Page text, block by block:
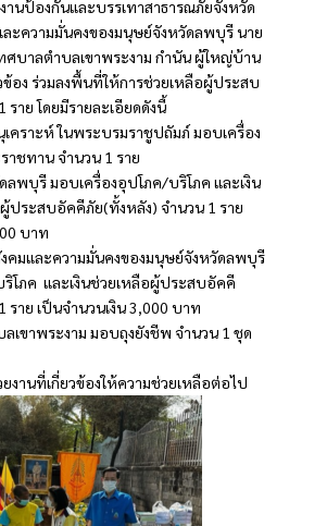
นป้องกันและบรรเทาสาธารณภัยจังหวัด
ะความมั่นคงของมนุษย์จังหวัดลพบุรี นาย
ศบาลตำบลเขาพระงาม กำนัน ผู้ใหญ่บ้าน
อง ร่วมลงพื้นที่ให้การช่วยเหลือผู้ประสบ
าย โดยมีรายละเอียดดังนี้
คราะห์ ในพระบรมราชูปถัมภ์ มอบเครื่อง
ชทาน จำนวน 1 ราย
ลพบุรี มอบเครื่องอุปโภค/บริโภค และเงิน
ประสบอัคคีภัย(ทั้งหลัง) จำนวน 1 ราย
บาท
คมและความมั่นคงของมนุษย์จังหวัดลพบุรี
โภค และเงินช่วยเหลือผู้ประสบอัคคี
ราย เป็นจำนวนเงิน 3,000 บาท
ลเขาพระงาม มอบถุงยังชีพ จำนวน 1 ชุด
งานที่เกี่ยวข้องให้ความช่วยเหลือต่อไป